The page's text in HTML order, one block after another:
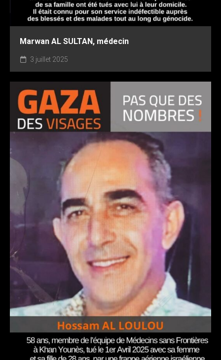
Marwan AL SULTAN, médecin
3 juillet 2025